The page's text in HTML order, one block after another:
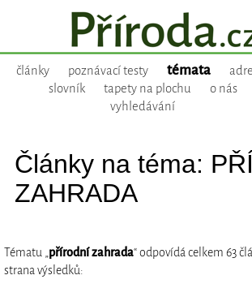
články poznávací testy témata
slovník
tapety na plochu
o nás
vyhledávání
Články na téma:
ZAHRADA
Tématu „přírodní zahrada“ odpovídá celkem 63
strana výsledků: